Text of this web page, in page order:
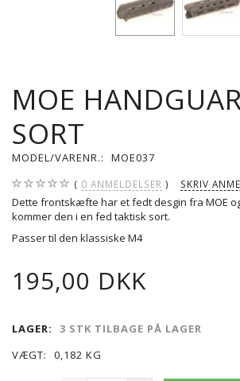
MOE
SORT
MODEL/VARENR.: MOE037
0 ANMELDELSER SKRIV
Dette frontskæfte har et fedt desgin fra MOE
kommer den i en fed taktisk sort.
Passer til den klassiske M4
195,00 DKK
LAGER:
3 STK TILBAGE PÅ LAGER
VÆGT:
0,182 KG